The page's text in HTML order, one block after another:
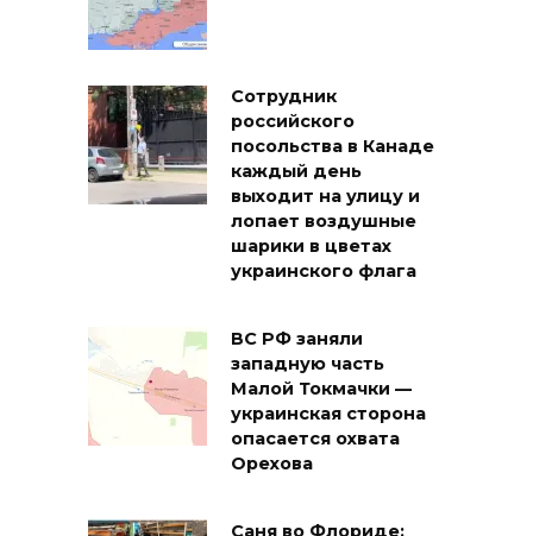
Сотрудник
российского
посольства в Канаде
каждый день
выходит на улицу и
лопает воздушные
шарики в цветах
украинского флага
ВС РФ заняли
западную часть
Малой Токмачки —
украинская сторона
опасается охвата
Орехова
Саня во Флориде: